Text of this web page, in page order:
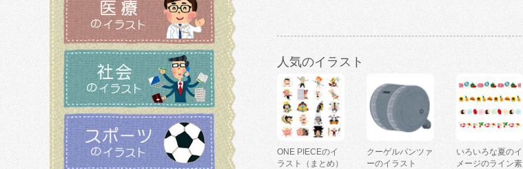
人気のイラスト
ONE PIECEのイ
ラスト（まとめ）
クーゲルパンツァ
ーのイラスト
いろいろな夏のイ
メージのライン素